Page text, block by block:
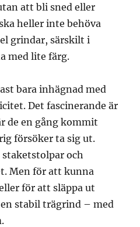
att bli sned eller
heller inte behöva
grindar, särskilt i
med lite färg.
bara inhägnad med
Det fascinerande är
de en gång kommit
försöker ta sig ut.
och
Men för att kunna
för att släppa ut
stabil trägrind – med